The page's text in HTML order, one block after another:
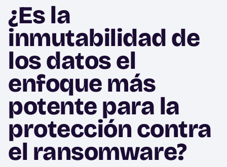
¿Es la
inmutabilidad de
los datos el
enfoque más
potente para la
protección contra
el ransomware?